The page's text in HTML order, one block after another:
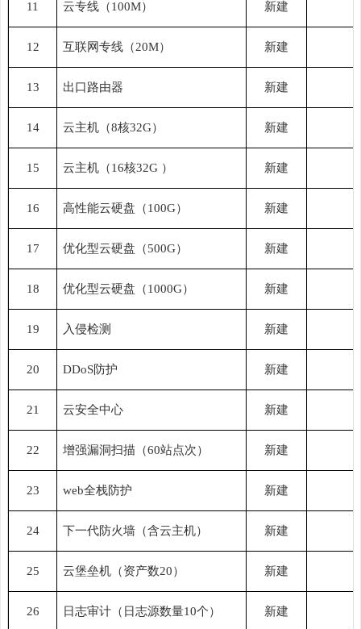
11 云专线（100M） 新建
12 互联网专线（20M） 新建
13 出口路由器 新建
14 云主机（8核32G） 新建
15 云主机（16核32G ） 新建
16 高性能云硬盘（100G） 新建
17 优化型云硬盘（500G） 新建
18 优化型云硬盘（1000G） 新建
19 入侵检测 新建
20 DDoS防护 新建
21 云安全中心 新建
22 增强漏洞扫描（60站点次） 新建
23 web全栈防护 新建
24 下一代防火墙（含云主机） 新建
25 云堡垒机（资产数20） 新建
26 日志审计（日志源数量10个） 新建